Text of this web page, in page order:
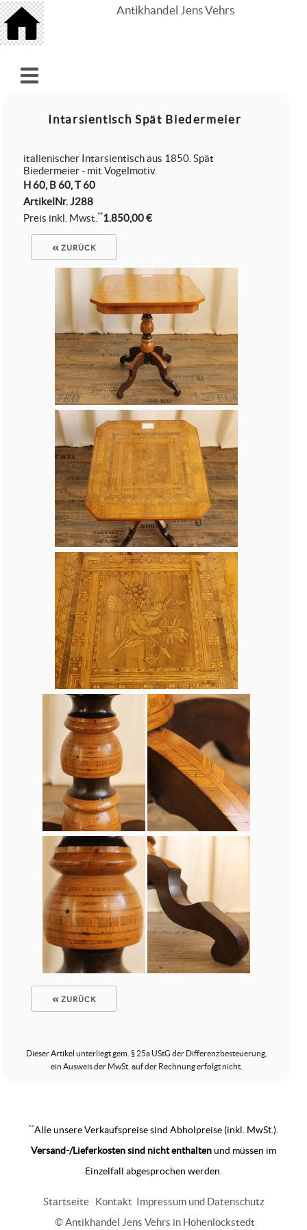
Antikhandel Jens Vehrs
Intarsientisch Spät Biedermeier
italienischer Intarsientisch aus 1850. Spät
Biedermeier - mit Vogelmotiv.
H 60, B 60, T 60
ArtikelNr.J288
Preis inkl. Mwst.**1.850,00 €
ZURÜCK
ZURÜCK
Dieser Artikel unterliegt gem. § 25a UStG der Differenzbesteuerung,
ein Ausweis der MwSt. auf der Rechnung erfolgt nicht.
**Alle unsere Verkaufspreise sind Abholpreise (inkl. MwSt.).
Versand-/Lieferkosten sind nicht enthalten und müssen im
Einzelfall abgesprochen werden.
Startseite Kontakt Impressum und Datenschutz
© Antikhandel Jens Vehrs in Hohenlockstedt